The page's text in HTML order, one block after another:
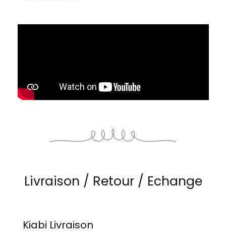
Livraison / Retour / Echange
Kiabi Livraison